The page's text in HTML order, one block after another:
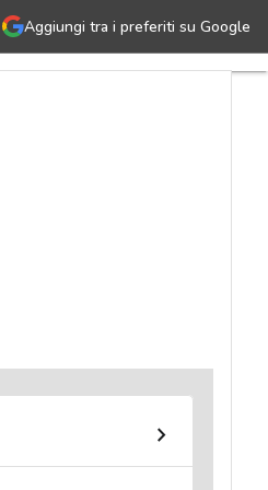
Aggiungi tra i preferiti su Google